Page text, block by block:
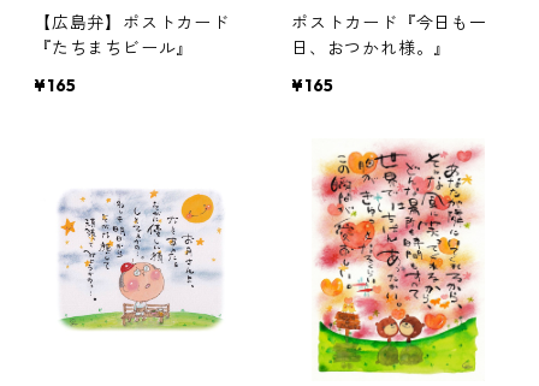
【広島弁】ポストカード
『たちまちビール』
¥165
ポストカード『今日も一
日、おつかれ様。』
¥165